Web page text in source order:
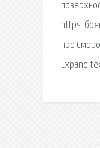
https.
про
Expand